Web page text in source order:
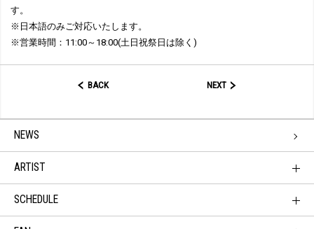
す。
※日本語のみご対応いたします。
※営業時間：11:00～18:00(土日祝祭日は除く)
BACK NEXT
NEWS
ARTIST
SCHEDULE